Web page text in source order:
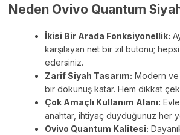
Neden Ovivo Quantum
İkisi Bir Arada Fonksiyonellik:
karşılayan net bir zil butonu;
edersiniz.
Zarif Siyah Tasarım: Modern ve
bir dokunuş katar. Hem dikkat
Çok Amaçlı Kullanım Alanı:
anahtar, ihtiyaç duyduğunuz her
Ovivo Quantum Kalitesi: